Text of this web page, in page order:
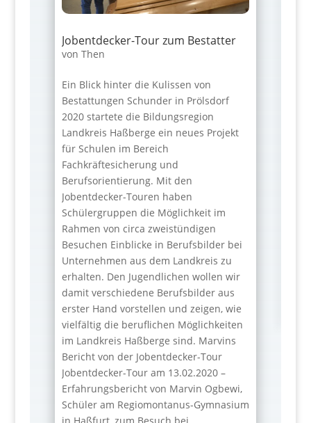
Jobentdecker-Tour zum Bestatter
von Then
Ein Blick hinter die Kulissen von
Bestattungen Schunder in Prölsdorf
2020 startete die Bildungsregion
Landkreis Haßberge ein neues Projekt
für Schulen im Bereich
Fachkräftesicherung und
Berufsorientierung. Mit den
Jobentdecker-Touren haben
Schülergruppen die Möglichkeit im
Rahmen von circa zweistündigen
Besuchen Einblicke in Berufsbilder bei
Unternehmen aus dem Landkreis zu
erhalten. Den Jugendlichen wollen wir
damit verschiedene Berufsbilder aus
erster Hand vorstellen und zeigen, wie
vielfältig die beruflichen Möglichkeiten
im Landkreis Haßberge sind. Marvins
Bericht von der Jobentdecker-Tour
Jobentdecker-Tour am 13.02.2020 –
Erfahrungsbericht von Marvin Ogbewi,
Schüler am Regiomontanus-Gymnasium
in Haßfurt, zum Besuch bei